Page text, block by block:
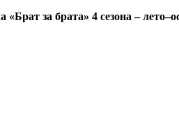
за брата» 4 сезона –